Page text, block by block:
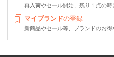
再入荷やセール開始、残り１点の
マイブランドの登録
新商品やセール等、ブランドのお